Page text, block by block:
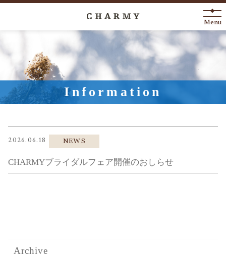
New Arrival
About
Engagement Ring
Marriage Ring
Fashion Jewelry
Menu
Information
Archive
2026.06.18 NEWS
CHARMYブライダルフェア開催のおしらせ